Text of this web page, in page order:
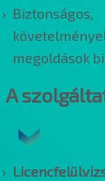
megoldások
A